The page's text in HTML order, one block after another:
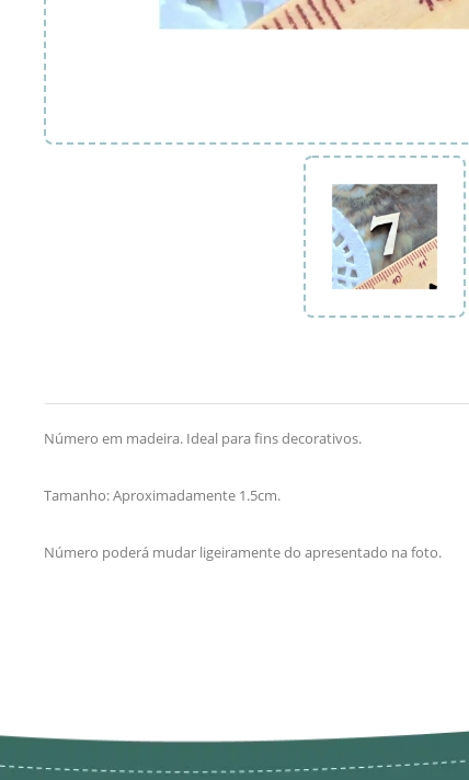
Número em madeira. Ideal para fins decorativos.
Tamanho: Aproximadamente 1.5cm.
Número poderá mudar ligeiramente do apresentado na foto.